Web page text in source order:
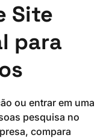
Site
para
ou entrar em uma
pesquisa no
compara